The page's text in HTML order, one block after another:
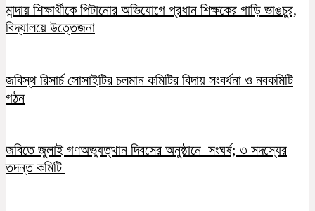
মান্দায় শিক্ষার্থীকে পিটানোর অভিযোগে প্রধান শিক্ষকের গাড়ি ভাঙচুর,
বিদ্যালয়ে উত্তেজনা
জবিস্থ রিসার্চ সোসাইটির চলমান কমিটির বিদায় সংবর্ধনা ও নবকমিটি
গঠন
জবিতে জুলাই গণঅভ্যুত্থান দিবসের অনুষ্ঠানে সংঘর্ষ; ৩ সদস্যের
তদন্ত কমিটি